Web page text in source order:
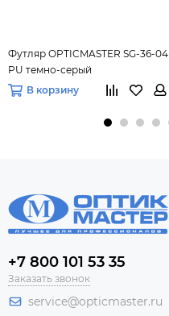
Футляр OPTICMASTER SG-36-04
PU темно-серый
В корзину
+7 800 101 53 35
Заказать звонок
service@opticmaster.ru